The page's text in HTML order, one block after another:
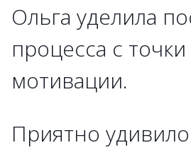
Ольга уделила
процесса с
мотивации.
Приятно